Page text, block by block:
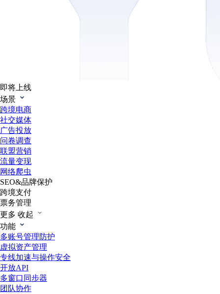
即将上线
场景
跨境电商
社交媒体
广告投放
问卷调查
联盟营销
流量变现
网络爬虫
SEO&品牌保护
跨境支付
票务管理
更多 收起
功能
多账号管理防护
虚拟资产管理
专线加速与操作安全
开放API
多窗口同步器
团队协作